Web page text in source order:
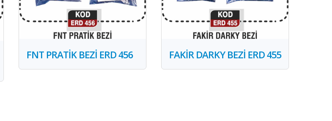
FNT PRATİK BEZİ ERD 456 FAKİR DARKY BEZİ ERD 455